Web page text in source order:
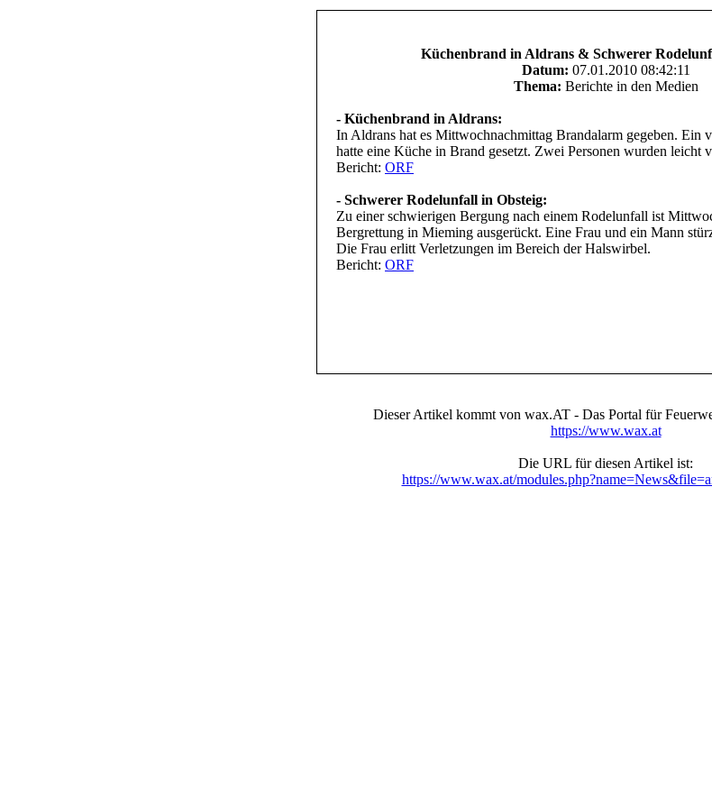
Küchenbrand in Aldrans & Schwerer
Datum: 07.01.2010 08:42:11
Thema: Berichte in den Medien
- Küchenbrand in Aldrans:
In Aldrans hat es Mittwochnachmittag Brandalarm gegeben. Ein
hatte eine Küche in Brand gesetzt. Zwei Personen wurden leicht
Bericht: ORF
- Schwerer Rodelunfall in Obsteig:
Zu einer schwierigen Bergung nach einem Rodelunfall ist
Bergrettung in Mieming ausgerückt. Eine Frau und ein Mann
Die Frau erlitt Verletzungen im Bereich der Halswirbel.
Bericht: ORF
Dieser Artikel kommt von wax.AT - Das Portal für
https://www.wax.at
Die URL für diesen Artikel ist:
https://www.wax.at/